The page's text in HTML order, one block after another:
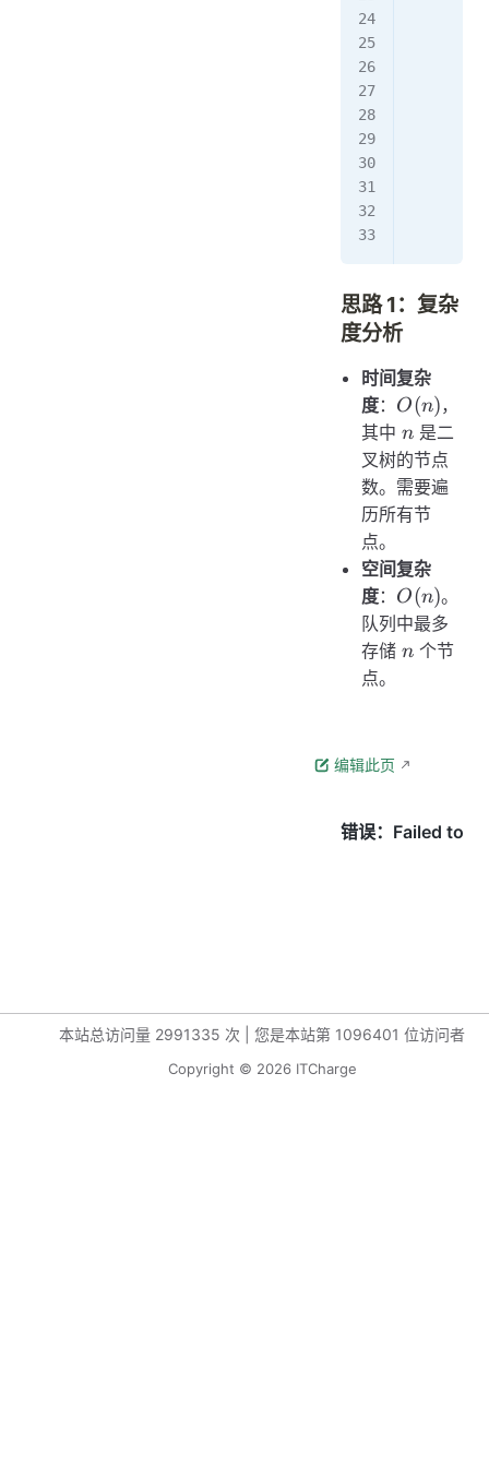
思路 1：复杂
度分析
时间复杂
度： O(n)
O(n)，
其中n
n 是二
叉树的节点
数。需要遍
历所有节
点。
空间复杂
度： O(n)
O(n)。
队列中最多
存储n
n 个节
点。
编辑此页
本站总访问量 2991335 次 您是本站第 1096401 位访问者
Copyright © 2026 ITCharge